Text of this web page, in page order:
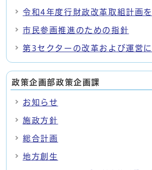
令和4年度行財政改革取組計画
市民参画推進のための指針
第3セクターの改革および運営
政策企画部政策企画課
お知らせ
施政方針
総合計画
地方創生